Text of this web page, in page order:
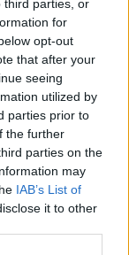
third parties, or
for
opt-out
that after your
seeing
utilized by
parties prior to
the further
parties on the
may
IAB’s List of
it to other
θα
με τον
ώρα, για να